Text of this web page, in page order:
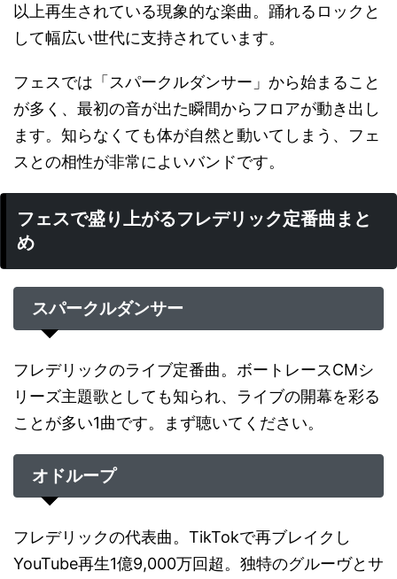
以上再生されている現象的な楽曲。踊れるロックと
して幅広い世代に支持されています。
フェスでは「スパークルダンサー」から始まること
が多く、最初の音が出た瞬間からフロアが動き出し
ます。知らなくても体が自然と動いてしまう、フェ
スとの相性が非常によいバンドです。
フェスで盛り上がるフレデリック定番曲まと
め
スパークルダンサー
フレデリックのライブ定番曲。ボートレースCMシ
リーズ主題歌としても知られ、ライブの開幕を彩る
ことが多い1曲です。まず聴いてください。
オドループ
フレデリックの代表曲。TikTokで再ブレイクし
YouTube再生1億9,000万回超。独特のグルーヴとサ